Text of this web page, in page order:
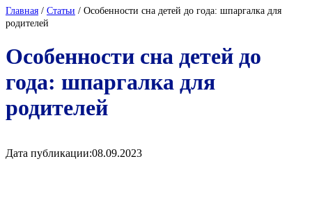
Главная / Cтатьи / Особенности сна детей до года: шпаргалка для
родителей
Особенности сна детей до
года: шпаргалка для
родителей
Дата публикации:08.09.2023